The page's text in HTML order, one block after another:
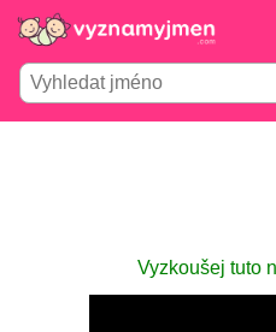
Vyzkoušej tuto